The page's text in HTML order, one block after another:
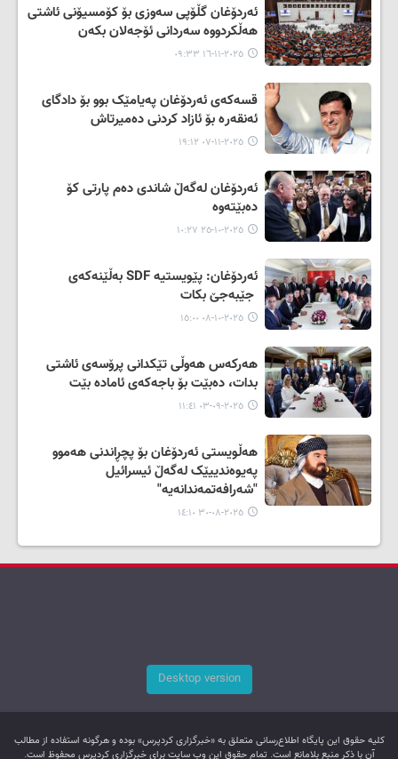
ئەردۆغان گڵۆپی سەوزی بۆ كۆمسیۆنی ئاشتی
هەڵکردووە سەردانی ئۆجەلان بکەن
٢٠٢٥-١١-١٦ ٠٩:٣٣
قسەكەی ئەردۆغان پەیامێک بوو بۆ دادگای
ئەنقەرە بۆ ئازاد کردنی دەمیرتاش
٢٠٢٥-١١-٠٧ ١٩:١٢
ئەردۆغان لەگەڵ شاندی دەم پارتی کۆ
دەبێتەوە
٢٠٢٥-١٠-٢٥ ١٠:٢٧
ئەردۆغان: پێویستیە SDF بەڵێنەکەی
جێبەجێ بکات
٢٠٢٥-١٠-٠٨ ١٥:٠٠
هەرکەس هەوڵی تێکدانی پرۆسەی ئاشتی
بدات، دەبێت بۆ باجەکەی ئامادە بێت
٢٠٢٥-٠٩-٠٣ ١١:٤١
هەڵویستی ئەردۆغان بۆ پچڕاندنی هەموو
پەیوەندییێک لەگەڵ ئیسرائیل
"شەرافەتمەندانەیە"
٢٠٢٥-٠٨-٣٠ ١٤:١٠
Desktop version
کليه حقوق اين پایگاه اطلاع‌رسانی متعلق به «خبرگزاری کردپرس» بوده و هرگونه استفاده از مطالب
آن با ذکر منبع بلامانع است. تمام حقوق این وب سایت برای خبرگزاری کردپرس محفوظ است.